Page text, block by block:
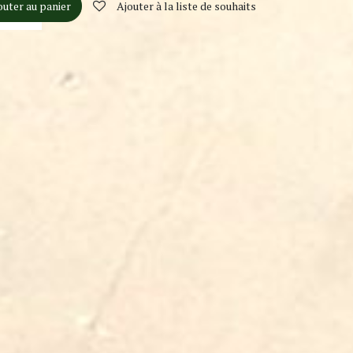
au panier Ajouter à la liste de souhaits